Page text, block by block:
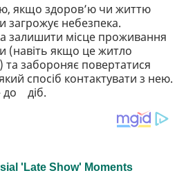
якщо здоровʼю чи життю
загрожує небезпека.
залишити місце проживання
(навіть якщо це житло
забороняє повертатися
спосіб контактувати з нею.
до діб.